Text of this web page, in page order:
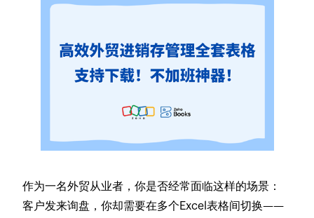
作为一名外贸从业者，你是否经常面临这样的场景：
客户发来询盘，你却需要在多个Excel表格间切换——